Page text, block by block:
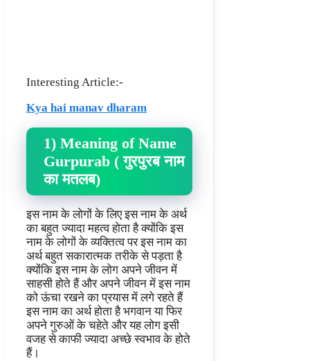
Interesting Article:-
Kya hai manav dharam
1) Meaning of Name
Gurpurab ( गुरपुरब नाम
का मतलब)
इस नाम के लोगों के लिए इस नाम के अर्थ
का बहुत ज्यादा महत्व होता है क्योंकि इस
नाम के लोगों के व्यक्तित्व पर इस नाम का
अर्थ बहुत सकारात्मक तरीके से पड़ता है
क्योंकि इस नाम के लोग अपने जीवन में
साहसी होते हैं और अपने जीवन में इस नाम
को ऊंचा रखने का प्रयास में लगे रहते हैं
इस नाम का अर्थ होता है भगवान या फिर
अपने गुरुओं के चहेते और यह लोग इसी
वजह से काफी ज्यादा अच्छे स्वभाव के होते
हैं।